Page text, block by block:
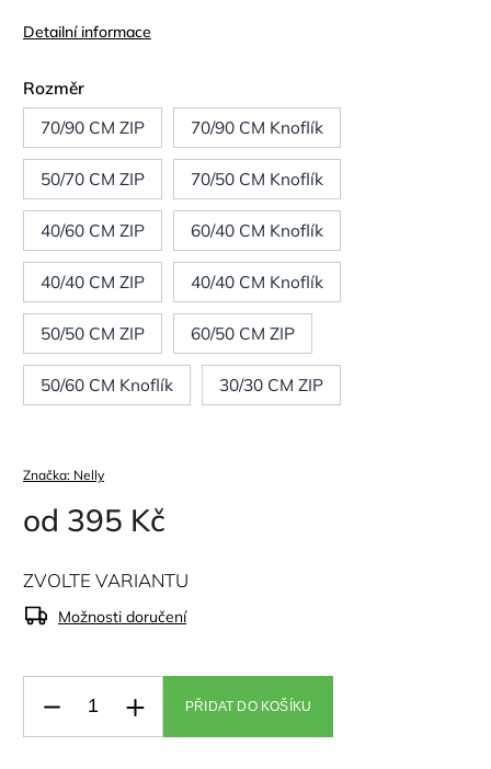
Detailní informace
Rozměr
70/90 CM ZIP
70/90 CM Knoflík
50/70 CM ZIP 70/50 CM Knoflík
40/60 CM ZIP 60/40 CM Knoflík
40/40 CM ZIP 40/40 CM Knoflík
50/50 CM ZIP 60/50 CM ZIP
50/60 CM Knoflík 30/30 CM ZIP
Značka: Nelly
od 395 Kč
ZVOLTE VARIANTU
Možnosti doručení
PŘIDAT DO KOŠÍKU